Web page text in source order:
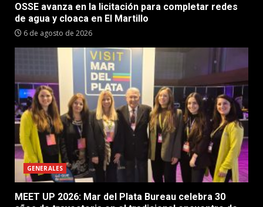
OSSE avanza en la licitación para completar redes
de agua y cloaca en El Martillo
6 de agosto de 2026
GENERALES
MEET UP 2026: Mar del Plata Bureau celebra 30